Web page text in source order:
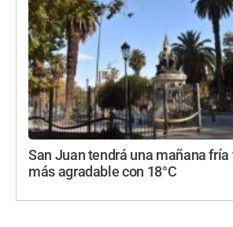
San Juan tendrá una mañana fría
más agradable con 18°C